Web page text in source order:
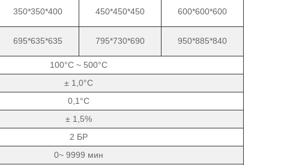
350*350*400 450*450*450 600*600*600
695*635*635 795*730*690 950*885*840
100°C ~ 500°C
± 1,0°C
0,1°C
± 1,5%
2 БР
0~ 9999 мин